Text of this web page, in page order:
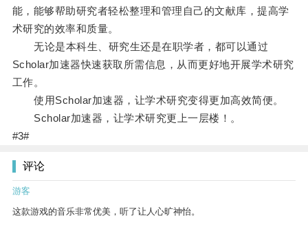
能，能够帮助研究者轻松整理和管理自己的文献库，提高学
术研究的效率和质量。
无论是本科生、研究生还是在职学者，都可以通过
Scholar加速器快速获取所需信息，从而更好地开展学术研究
工作。
使用Scholar加速器，让学术研究变得更加高效简便。
Scholar加速器，让学术研究更上一层楼！。
#3#
评论
游客
这款游戏的音乐非常优美，听了让人心旷神怡。